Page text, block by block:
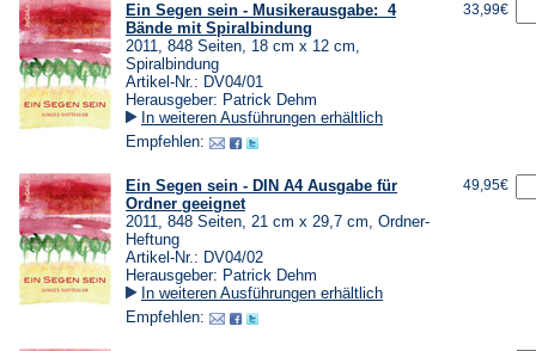
Ein Segen sein - Musikerausgabe: 4
Bände mit Spiralbindung
2011, 848 Seiten, 18 cm x 12 cm,
Spiralbindung
Artikel-Nr.: DV04/01
Herausgeber: Patrick Dehm
In weiteren Ausführungen erhältlich
Empfehlen:
33,99€
Ein Segen sein - DIN A4 Ausgabe für
Ordner geeignet
2011, 848 Seiten, 21 cm x 29,7 cm, Ordner-
Heftung
Artikel-Nr.: DV04/02
Herausgeber: Patrick Dehm
In weiteren Ausführungen erhältlich
Empfehlen:
49,95€